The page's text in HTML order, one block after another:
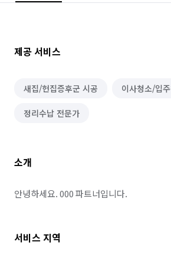
제공 서비스
새집/헌집증후군 시공 이사청소/입
정리수납 전문가
소개
안녕하세요. 000 파트너입니다.
서비스 지역